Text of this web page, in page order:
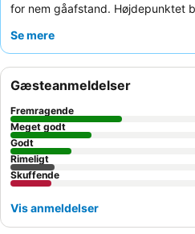
for nem gåafstand. Højdepunktet
betagende udsigt. Gæsterne roser
autentiske græske retter. For den
overveje at anmode om et
værdsætte den klassiske
Se mere
Gæsteanmeldelser
Fremragende
Meget godt
Godt
Rimeligt
Skuffende
Vis anmeldelser